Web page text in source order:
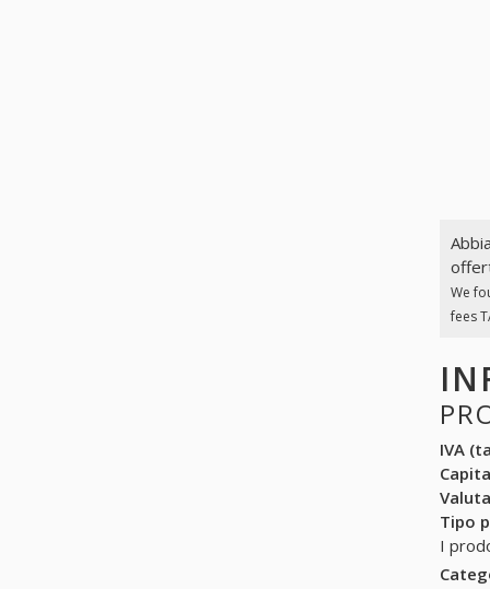
We
fees
IVA
Tipo
I